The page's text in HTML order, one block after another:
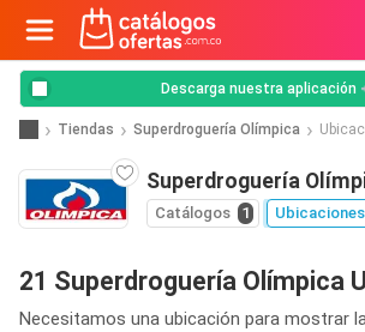
Descarga nuestra aplicación
Tiendas Superdroguería Olímpica
Superdroguería
Catálogos 1 Ubicaciones
21 Superdroguería Olímpica
Necesitamos una ubicación para mostrar